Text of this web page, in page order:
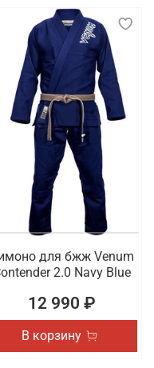
для бжж Venum
2.0 Navy Blue
12 990 ₽
В корзину